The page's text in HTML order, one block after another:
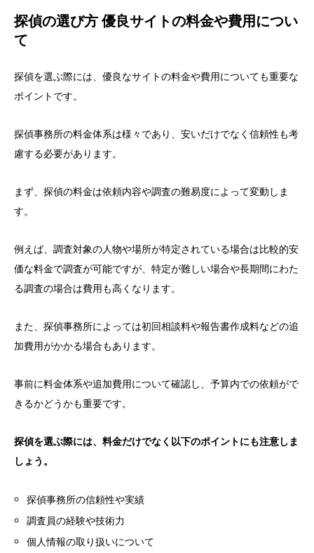
探偵の選び方 優良サイトの料金や費用につい
て
探偵を選ぶ際には、優良なサイトの料金や費用についても重要な
ポイントです。
探偵事務所の料金体系は様々であり、安いだけでなく信頼性も考
慮する必要があります。
まず、探偵の料金は依頼内容や調査の難易度によって変動しま
す。
例えば、調査対象の人物や場所が特定されている場合は比較的安
価な料金で調査が可能ですが、特定が難しい場合や長期間にわた
る調査の場合は費用も高くなります。
また、探偵事務所によっては初回相談料や報告書作成料などの追
加費用がかかる場合もあります。
事前に料金体系や追加費用について確認し、予算内での依頼がで
きるかどうかも重要です。
探偵を選ぶ際には、料金だけでなく以下のポイントにも注意しま
しょう。
探偵事務所の信頼性や実績
調査員の経験や技術力
個人情報の取り扱いについて